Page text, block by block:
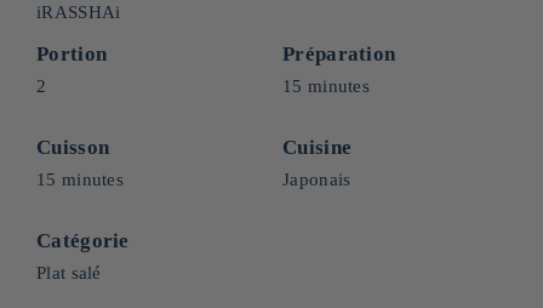
iRASSHAi
Portion
2
Préparation
15 minutes
Cuisson
15 minutes
Cuisine
Japonais
Catégorie
Plat salé